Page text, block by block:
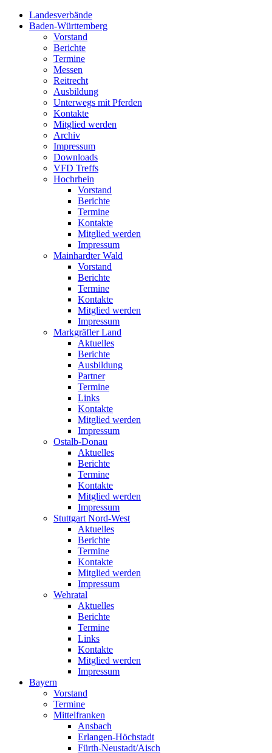
Landesverbände
Baden-Württemberg
Vorstand
Berichte
Termine
Messen
Reitrecht
Ausbildung
Unterwegs mit Pferden
Kontakte
Mitglied werden
Archiv
Impressum
Downloads
VFD Treffs
Hochrhein
Vorstand
Berichte
Termine
Kontakte
Mitglied werden
Impressum
Mainhardter Wald
Vorstand
Berichte
Termine
Kontakte
Mitglied werden
Impressum
Markgräfler Land
Aktuelles
Berichte
Ausbildung
Partner
Termine
Links
Kontakte
Mitglied werden
Impressum
Ostalb-Donau
Aktuelles
Berichte
Termine
Kontakte
Mitglied werden
Impressum
Stuttgart Nord-West
Aktuelles
Berichte
Termine
Kontakte
Mitglied werden
Impressum
Wehratal
Aktuelles
Berichte
Termine
Links
Kontakte
Mitglied werden
Impressum
Bayern
Vorstand
Termine
Mittelfranken
Ansbach
Erlangen-Höchstadt
Fürth-Neustadt/Aisch